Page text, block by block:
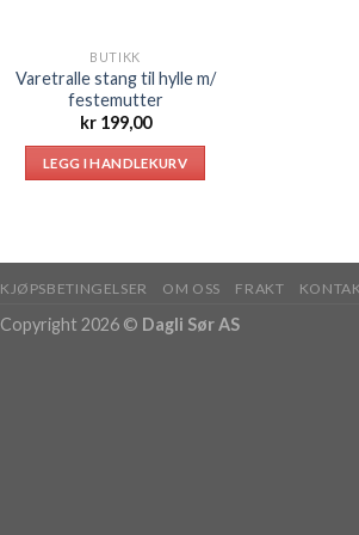
BUTIKK
Varetralle stang til hylle m/
festemutter
kr199,00
LEGG I HANDLEKURV
KJØPSBETINGELSER OM OSS FRAKT
Copyright 2026 © Dagli Sør AS